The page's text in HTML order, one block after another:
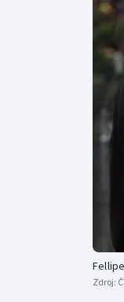
Zdroj: